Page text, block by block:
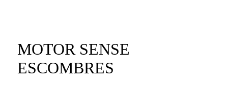
MOTOR SENSE
ESCOMBRES